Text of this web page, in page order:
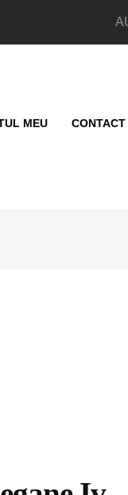
MEU CONTACT